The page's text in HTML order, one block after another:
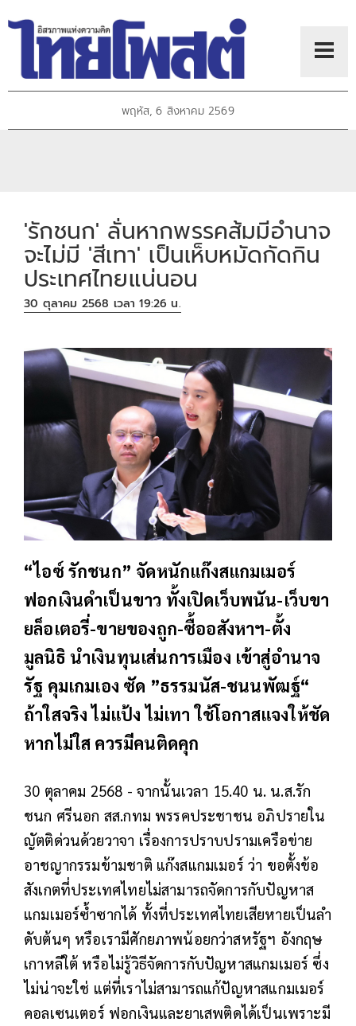
พฤหัส, 6 สิงหาคม 2569
'รักชนก' ลั่นหากพรรคส้มมีอำนาจ
จะไม่มี 'สีเทา' เป็นเห็บหมัดกัดกิน
ประเทศไทยแน่นอน
30 ตุลาคม 2568 เวลา 19:26 น.
“ไอซ์ รักชนก” จัดหนักแก๊งสแกมเมอร์
ฟอกเงินดำเป็นขาว ทั้งเปิดเว็บพนัน-เว็บขา
ยล็อเตอรี่-ขายของถูก-ซื้ออสังหาฯ-ตั้ง
มูลนิธิ นำเงินทุนเส่นการเมือง เข้าสู่อำนาจ
รัฐ คุมเกมเอง ซัด ”ธรรมนัส-ชนนพัฒฐ์“
ถ้าใสจริง ไม่แป้ง ไม่เทา ใช้โอกาสแจงให้ชัด
หากไม่ใส ควรมีคนติดคุก
30 ตุลาคม 2568 - จากนั้นเวลา 15.40 น. น.ส.รัก
ชนก ศรีนอก สส.กทม พรรคประชาชน อภิปรายใน
ญัตติด่วนด้วยวาจา เรื่องการปราบปรามเครือข่าย
อาชญากรรมข้ามชาติ แก๊งสแกมเมอร์ ว่า ขอตั้งข้อ
สังเกตที่ประเทศไทยไม่สามารถจัดการกับปัญหาส
แกมเมอร์ซ้ำซากได้ ทั้งที่ประเทศไทยเสียหายเป็นลำ
ดับต้นๆ หรือเรามีศักยภาพน้อยกว่าสหรัฐฯ อังกฤษ ​
เกาหลีใต้ หรือไม่รู้วิธีจัดการกับปัญหาสแกมเมอร์ ซึ่ง
ไม่น่าจะใช่ แต่ที่เราไม่สามารถแก้ปัญหาสแกมเมอร์
คอลเซนเตอร์ ฟอกเงินและยาเสพติดได้เป็นเพราะมี